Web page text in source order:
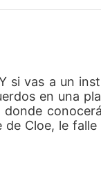
si vas a un
en una
Cloe, le falle